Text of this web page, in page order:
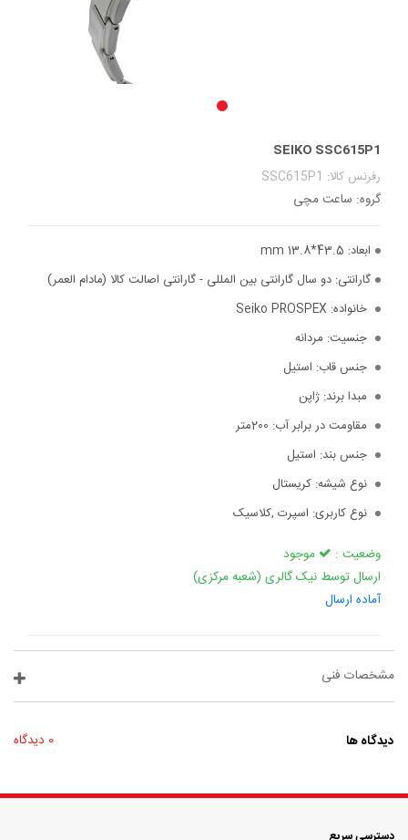
SEIKO SSC615P1
رفرنس کالا: SSC615P1
گروه: ساعت مچی
ابعاد:
گارانتی: دو سال گارانتی بین المللی - گارانتی اصالت کالا (مادام العمر)
خانواده: Seiko PROSPEX
جنسیت: مردانه
جنس قاب: استیل
مبدا برند: ژاپن
مقاومت در برابر آب: 200متر
جنس بند: استیل
نوع شیشه: کریستال
نوع کاربری: اسپرت ,کلاسیک
وضعیت :
موجود
ارسال توسط نیک گالری (شعبه مرکزی)
آماده ارسال
مشخصات فنی
دیدگاه ها 0 دیدگاه
دسترسی سریع